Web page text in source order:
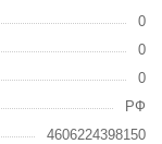
0
0
0
РФ
4606224398150